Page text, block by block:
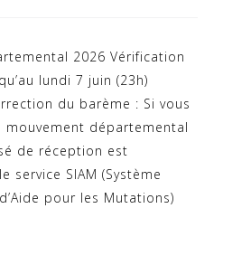
2026 Vérification
lundi 7 juin (23h)
du barème : Si vous
mouvement départemental
de réception est
service SIAM (Système
pour les Mutations)